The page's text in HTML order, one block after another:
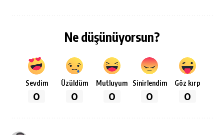
Ne düşünüyorsun?
Sevdim
0
Üzüldüm
0
Mutluyum
0
Sinirlendim
0
Göz kırp
0